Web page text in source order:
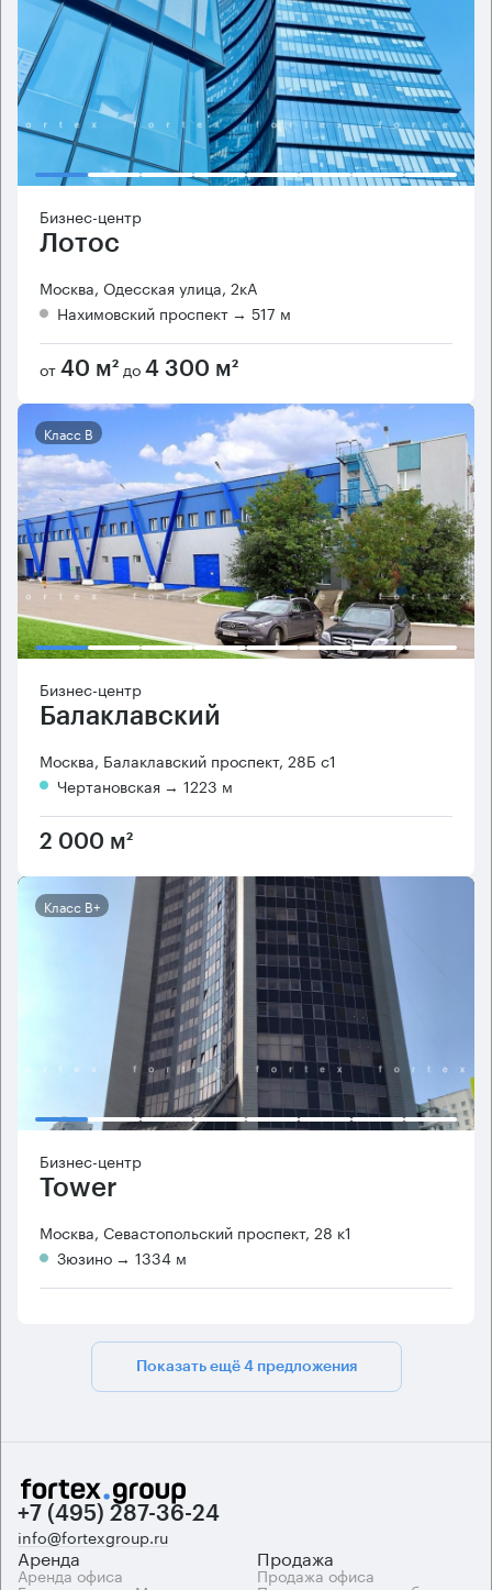
Бизнес-центр
Лотос
Москва, Одесская улица, 2кА
Нахимовский проспект → 517 м
от 40 м² до 4 300 м²
Класс B
Бизнес-центр
Балаклавский
Москва, Балаклавский проспект, 28Б с1
Чертановская → 1223 м
2 000 м²
Класс B+
Бизнес-центр
Tower
Москва, Севастопольский проспект, 28 к1
Зюзино → 1334 м
Показать ещё 4 предложения
+7 (495) 287-36-24
info@fortexgroup.ru
Аренда
Аренда офиса
Продажа
Продажа офиса